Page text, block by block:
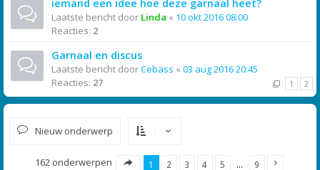
iemand een idee hoe deze garnaal heet?
Laatste bericht door Linda « 10 okt 2016 08:00
Reacties: 2
Garnaal en discus
Laatste bericht doorCebass « 03 aug 2016 20:45
Reacties: 27 1 2
Nieuw onderwerp
162 onderwerpen 1 2 3 4 5 … 9